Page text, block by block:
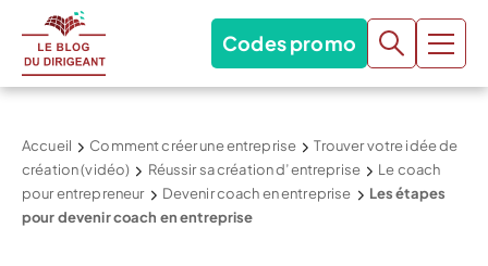
Codes promo
Accueil Comment créer une entreprise
Trouver votre idée de
création (vidéo)
Réussir sa création d’entreprise
Le coach
pour entrepreneur
Devenir coach en entreprise
Les étapes
pour devenir coach en entreprise